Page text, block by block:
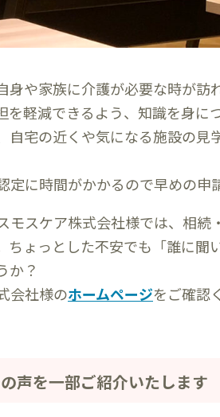
身や家族に介護が必要な時が訪
を軽減できるよう、知識を身に
自宅の近くや気になる施設の見
に時間がかかるので早めの申
モスケア株式会社様では、相
ちょっとした不安でも「誰に
か？
会社様のホームページをご確認
声を一部ご紹介いたします